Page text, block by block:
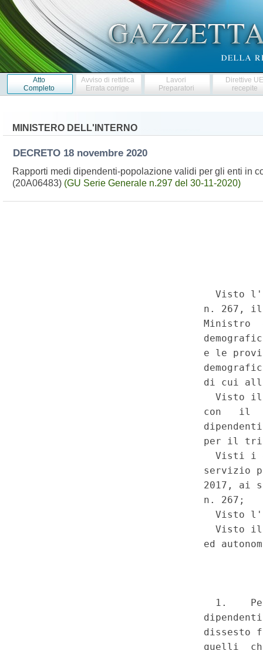
Atto
Completo
Avviso di rettifica
Errata corrige
Lavori
Preparatori
Direttive
recepite
MINISTERO DELL'INTERNO
DECRETO 18 novembre 2020
Rapporti medi dipendenti-popolazione validi per gli enti in
(20A06483) (GU Serie Generale n.297 del 30-11-2020)